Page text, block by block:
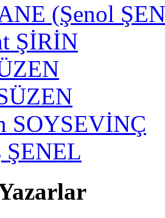
(Şenol
ŞİRİN
SOYSEVİNÇ
ŞENEL